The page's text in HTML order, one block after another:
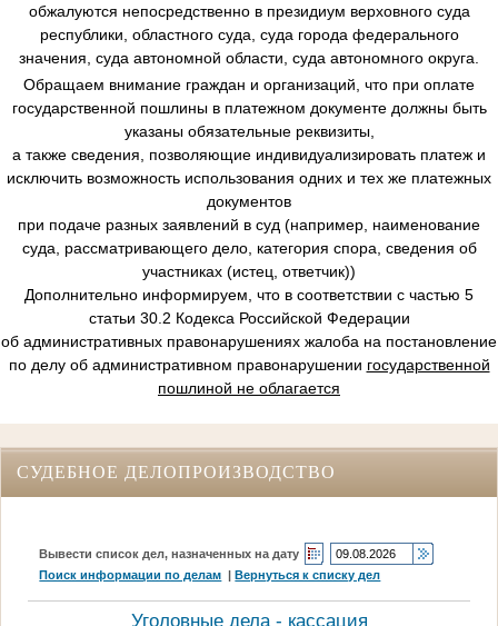
обжалуются непосредственно в президиум верховного суда
республики, областного суда, суда города федерального
значения, суда автономной области, суда автономного округа.
Обращаем внимание граждан и организаций, что при оплате
государственной пошлины в платежном документе должны быть
указаны обязательные реквизиты,
а также сведения, позволяющие индивидуализировать платеж и
исключить возможность использования одних и тех же платежных
документов
при подаче разных заявлений в суд (например, наименование
суда, рассматривающего дело, категория спора, сведения об
участниках (истец, ответчик))
Дополнительно информируем, что в соответствии с частью 5
статьи 30.2 Кодекса Российской Федерации
об административных правонарушениях жалоба на постановление
по делу об административном правонарушении государственной
пошлиной не облагается
СУДЕБНОЕ ДЕЛОПРОИЗВОДСТВО
Вывести список дел, назначенных на дату
Поиск информации по делам |Вернуться к списку дел
Уголовные дела - кассация